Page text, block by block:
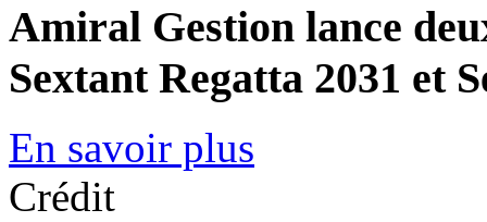
Amiral Gestion lance
Sextant Regatta 2031 et
En savoir plus
Crédit